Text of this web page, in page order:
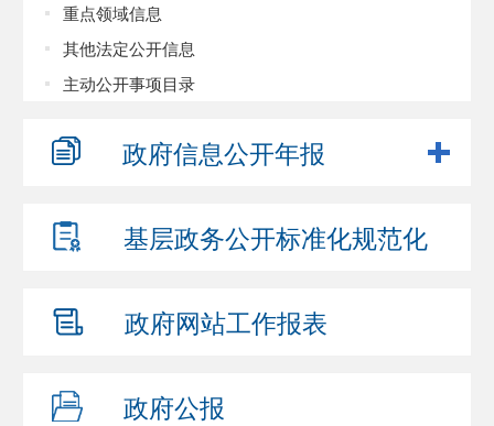
重点领域信息
其他法定公开信息
主动公开事项目录
政府信息公开年报
基层政务公开标准化规范化
政府网站工作报表
政府公报